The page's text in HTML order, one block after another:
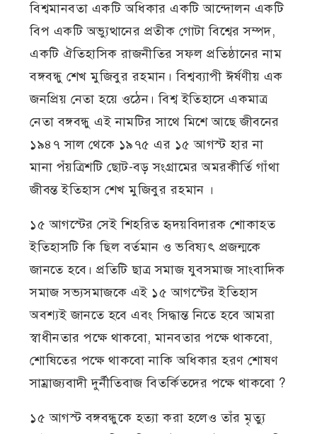
বিশ্বমানবতা একটি অধিকার একটি আন্দোলন একটি
বিপ একটি অভ্যুত্থানের প্রতীক গোটা বিশ্বের সম্পদ,
একটি ঐতিহাসিক রাজনীতির সফল প্রতিষ্ঠানের নাম
বঙ্গবন্ধু শেখ মুজিবুর রহমান। বিশ্বব্যাপী ঈর্ষণীয় এক
জনপ্রিয় নেতা হয়ে ওঠেন। বিশ্ব ইতিহাসে একমাত্র
নেতা বঙ্গবন্ধু এই নামটির সাথে মিশে আছে জীবনের
১৯৪৭ সাল থেকে ১৯৭৫ এর ১৫ আগস্ট হার না
মানা পঁয়ত্রিশটি ছোট-বড় সংগ্রামের অমরকীর্তি গাঁথা
জীবন্ত ইতিহাস শেখ মুজিবুর রহমান ।
১৫ আগস্টের সেই শিহরিত হৃদয়বিদারক শোকাহত
ইতিহাসটি কি ছিল বর্তমান ও ভবিষ্যৎ প্রজন্মকে
জানতে হবে। প্রতিটি ছাত্র সমাজ যুবসমাজ সাংবাদিক
সমাজ সভ্যসমাজকে এই ১৫ আগস্টের ইতিহাস
অবশ্যই জানতে হবে এবং সিদ্ধান্ত নিতে হবে আমরা
স্বাধীনতার পক্ষে থাকবো, মানবতার পক্ষে থাকবো,
শোষিতের পক্ষে থাকবো নাকি অধিকার হরণ শোষণ
সাম্রাজ্যবাদী দুর্নীতিবাজ বিতর্কিতদের পক্ষে থাকবো ?
১৫ আগস্ট বঙ্গবন্ধুকে হত্যা করা হলেও তাঁর মৃত্যু